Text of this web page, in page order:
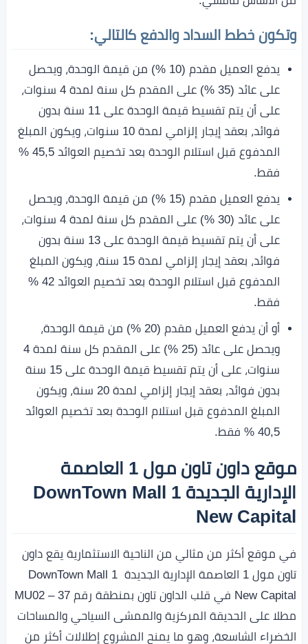
وتكون خطط السداد والدفع كالتالي:
يدفع العميل مقدم (10 %) من قيمة الوحدة، ويحصل
على عائد (35 %) على المقدم كل سنة لمدة 4 سنوات،
على أن يتم تقسيط قيمة الوحدة على 11 سنة بدون
فوائد، بعقد إيجار إلزامي لمدة 10 سنوات، ويكون المبلغ
المدفوع قبل استلام الوحدة بعد تخصيم العوائد 45,5 %
فقط.
يدفع العميل مقدم (15 %) من قيمة الوحدة، ويحصل
على عائد (30 %) على المقدم كل سنة لمدة 4 سنوات،
على أن يتم تقسيط قيمة الوحدة على 13 سنة بدون
فوائد، بعقد إيجار إلزامي لمدة 15 سنة، ويكون المبلغ
المدفوع قبل استلام الوحدة بعد تخصيم العوائد 42 %
فقط.
أو أن يدفع العميل مقدم (20 %) من قيمة الوحدة،
ويحصل على عائد (25 %) على المقدم كل سنة لمدة 4
سنوات، على أن يتم تقسيط قيمة الوحدة على 15 سنة
بدون فوائد، بعقد إيجار إلزامي لمدة 20 سنة، ويكون
المبلغ المدفوع قبل استلام الوحدة بعد تخصيم العوائد
40,5 % فقط.
موقع داون تاون مول 1 العاصمة
الإدارية الجديدة DownTown Mall 1
New Capital
في موقع أكثر من مثالي من الناحية الاستثمارية يقع داون
تاون مول 1 العاصمة الإدارية الجديدة DownTown Mall 1
New Capital في قلب الداون تاون بمنطقة رقم MU02 – 37
مطلا على الحديقة المركزية والممشى السياحي والمساحات
الخضراء الشاسعة، وهو ما يمنح المشروع إطلالات أكثر من